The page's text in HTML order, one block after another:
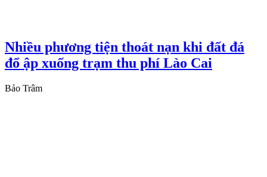
Nhiều phương tiện thoát nạn khi đất đá
đổ ập xuống trạm thu phí Lào Cai
Bảo Trâm